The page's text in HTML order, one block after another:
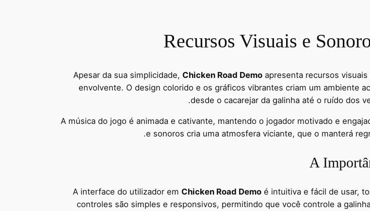
Recursos Visuais e
Apesar da sua simplicidade, Chicken Road Demo apresenta recursos
envolvente. O design colorido e os gráficos vibrantes criam um ambiente
desde o cacarejar da galinha até o ruído dos
A música do jogo é animada e cativante, mantendo o jogador motivado e
e sonoros cria uma atmosfera viciante, que o manterá
A
A interface do utilizador em Chicken Road Demo é intuitiva e fácil de usar,
controles são simples e responsivos, permitindo que você controle a